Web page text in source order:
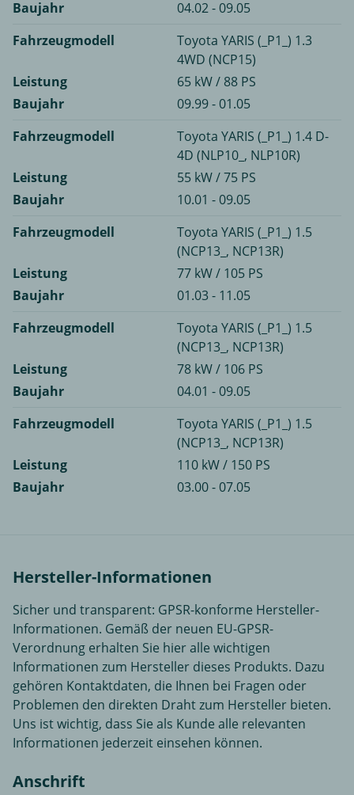
Baujahr
04.02 - 09.05
Fahrzeugmodell
Toyota YARIS (_P1_) 1.3
4WD (NCP15)
Leistung
65 kW / 88 PS
Baujahr
09.99 - 01.05
Fahrzeugmodell
Toyota YARIS (_P1_) 1.4 D-
4D (NLP10_, NLP10R)
Leistung
55 kW / 75 PS
Baujahr
10.01 - 09.05
Fahrzeugmodell
Toyota YARIS (_P1_) 1.5
(NCP13_, NCP13R)
Leistung
77 kW / 105 PS
Baujahr
01.03 - 11.05
Fahrzeugmodell
Toyota YARIS (_P1_) 1.5
(NCP13_, NCP13R)
Leistung
78 kW / 106 PS
Baujahr
04.01 - 09.05
Fahrzeugmodell
Toyota YARIS (_P1_) 1.5
(NCP13_, NCP13R)
Leistung
110 kW / 150 PS
Baujahr
03.00 - 07.05
Hersteller-Informationen
Sicher und transparent: GPSR-konforme Hersteller-
Informationen. Gemäß der neuen EU-GPSR-
Verordnung erhalten Sie hier alle wichtigen
Informationen zum Hersteller dieses Produkts. Dazu
gehören Kontaktdaten, die Ihnen bei Fragen oder
Problemen den direkten Draht zum Hersteller bieten.
Uns ist wichtig, dass Sie als Kunde alle relevanten
Informationen jederzeit einsehen können.
Anschrift